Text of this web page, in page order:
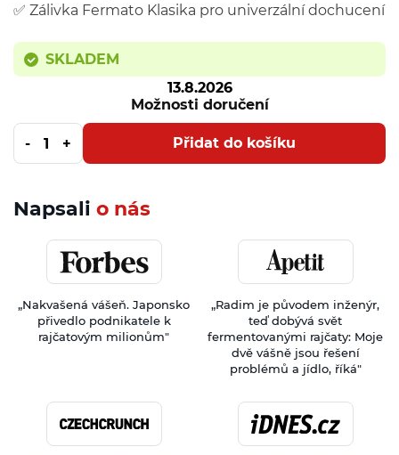
SKLADEM
13.8.2026
Možnosti doručení
Přidat do košíku
✅ Zálivka Fermato Klasika pro univerzální dochucení
Napsali o nás
„Nakvašená vášeň. Japonsko
přivedlo podnikatele k
rajčatovým milionům"
„Radim je původem inženýr,
teď dobývá svět
fermentovanými rajčaty: Moje
dvě vášně jsou řešení
problémů a jídlo, říká"